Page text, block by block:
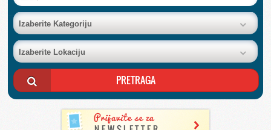
BAZA FIRMI
POSLOVNI OGLASI
AKCIJE I KATALOZI
BESPLATNI VAUČERI
Izaberite Kategoriju
Izaberite Lokaciju